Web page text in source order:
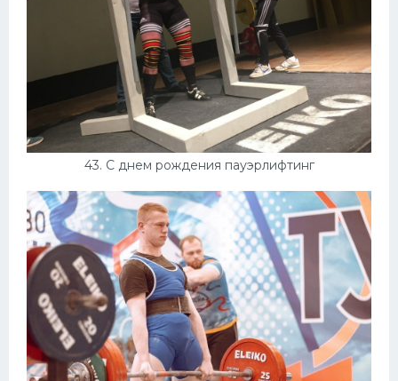
43. С днем рождения пауэрлифтинг